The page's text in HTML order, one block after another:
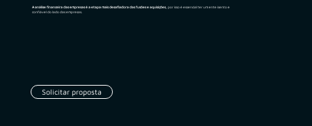
A análise financeira das empresas é a etapa mais desafiadora das fusões e aquisições, por isso é essencial ter um ente isento e
confiável do lado das empresas.
Solicitar proposta